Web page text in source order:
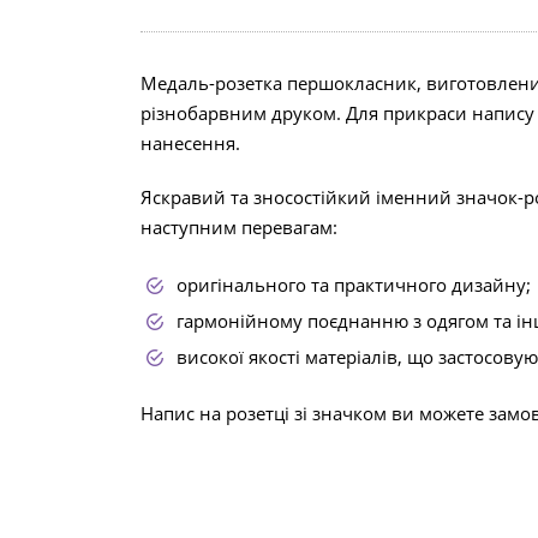
Медаль-розетка першокласник,
різнобарвним друком. Для прикраси напису
нанесення.
Яскравий та зносостійкий іменний
наступним перевагам:
оригінального та практичного дизайну;
гармонійному поєднанню з одягом та
високої якості матеріалів, що
Напис на розетці зі значком ви можете